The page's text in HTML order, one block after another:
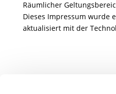
Räumlicher
Dieses Impressum wurde
aktualisiert mit der